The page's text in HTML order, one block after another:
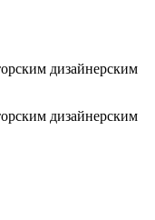
дизайнерским
дизайнерским